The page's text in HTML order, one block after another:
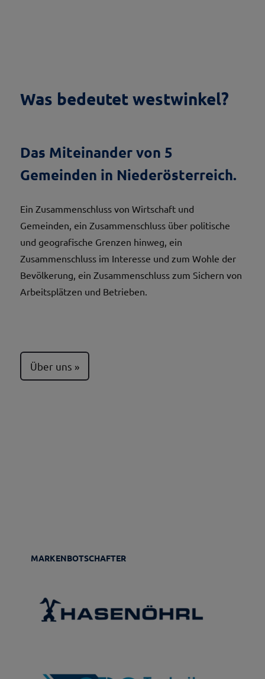
Was bedeutet westwinkel?
Das Miteinander von 5
Gemeinden in Niederösterreich.
Ein Zusammenschluss von Wirtschaft und
Gemeinden, ein Zusammenschluss über politische
und geografische Grenzen hinweg, ein
Zusammenschluss im Interesse und zum Wohle der
Bevölkerung, ein Zusammenschluss zum Sichern von
Arbeitsplätzen und Betrieben.
Über uns
MARKENBOTSCHAFTER